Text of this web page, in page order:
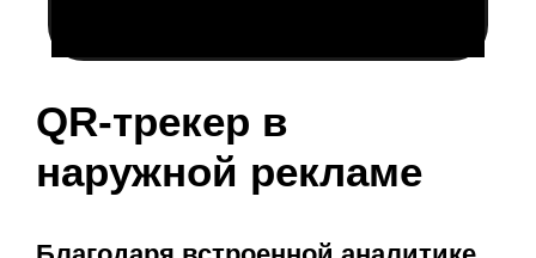
QR-трекер в
наружной рекламе